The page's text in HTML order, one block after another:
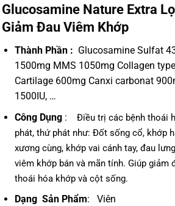
Glucosamine Nature Extra
Giảm Đau Viêm Khớp
Thành Phần : Glucosamine Sulfat
1500mg MMS 1050mg Collagen
Cartilage 600mg Canxi carbonat
1500IU, …
Công Dụng :
Điều trị các bệnh thoái
phát, thứ phát như: Đốt sống cổ, khớp
xương cùng, khớp vai cánh tay, đau
viêm khớp bán và mãn tính. Giúp giảm
thoái hóa khớp và cột sống.
Dạng Sản Phẩm: Viên